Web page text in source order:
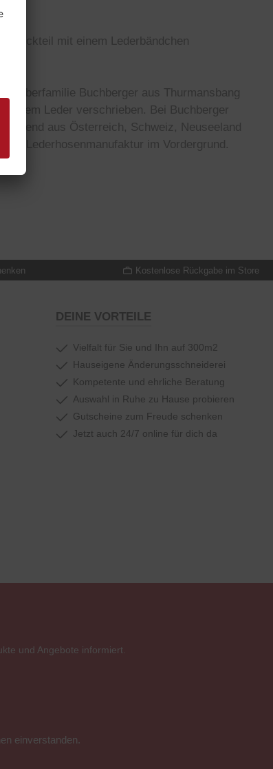
Rückteil mit einem Lederbändchen
Gerberfamilie Buchberger aus Thurmansbang
Leder verschrieben. Bei Buchberger
aus Österreich, Schweiz, Neuseeland
Lederhosenmanufaktur im Vordergrund.
Kostenlose Rückgabe im Store
DEINE VORTEILE
Vielfalt für Sie und Ihn auf 300m2
Hauseigene Änderungsschneiderei
Kompetente und ehrliche Beratung
Auswahl in Ruhe zu Hause probieren
Gutscheine zum Freude schenken
Jetzt auch 24/7 online für dich da
und Angebote informiert.
einverstanden.